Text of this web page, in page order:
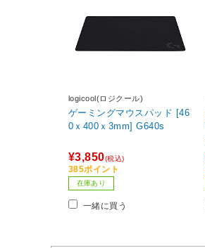
logicool(ロジクール)
ゲーミングマウスパッド [46
0ｘ400ｘ3mm] G640s
¥3,850(税込)
385ポイント
在庫あり
一緒に買う